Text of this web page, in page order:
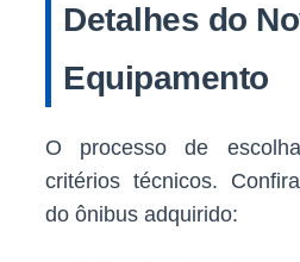
Detalhes do
Equipamento
O processo de
critérios técnicos.
do ônibus adquirido: